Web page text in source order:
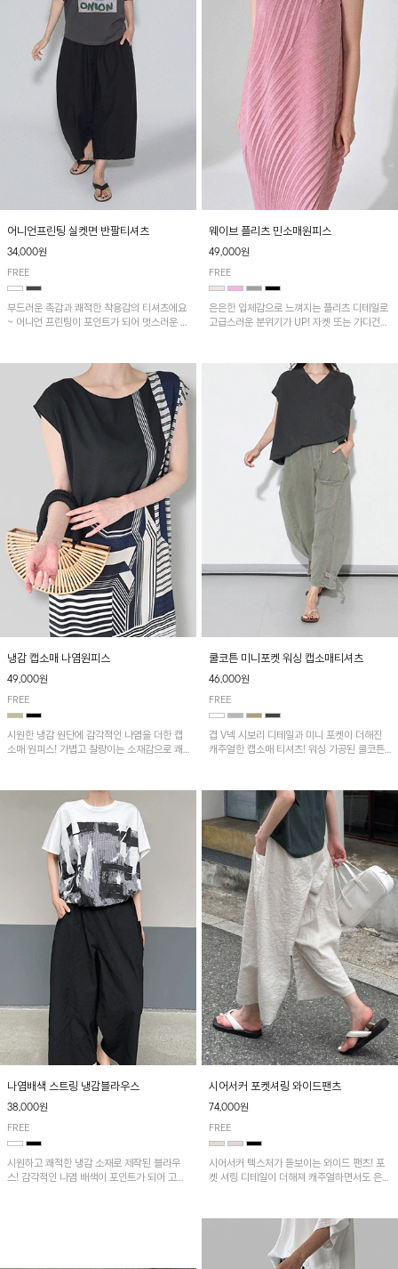
어니언프린팅 실켓면 반팔티셔츠
34,000원
FREE
부드러운 촉감과 쾌적한 착용감의 티셔츠에요
~ 어니언 프린팅이 포인트가 되어 멋스러운 아
웨이브 플리츠 민소매원피스
49,000원
FREE
은은한 입체감으로 느껴지는 플리츠 디테일로
고급스러운 분위기가 UP! 자켓 또는 가디건과
냉감 캡소매 나염원피스
49,000원
FREE
시원한 냉감 원단에 감각적인 나염을 더한 캡
소매 원피스! 가볍고 찰랑이는 소재감으로 쾌
쿨코튼 미니포켓 워싱 캡소매티셔츠
46,000원
FREE
겹 V넥 시보리 디테일과 미니 포켓이 더해진
캐주얼한 캡소매 티셔츠! 워싱 가공된 쿨코튼
나염배색 스트링 냉감블라우스
38,000원
FREE
시원하고 쾌적한 냉감 소재로 제작된 블라우
스! 감각적인 나염 배색이 포인트가 되어 고급
시어서커 포켓셔링 와이드팬츠
74,000원
FREE
시어서커 텍스처가 돋보이는 와이드 팬츠! 포
켓 셔링 디테일이 더해져 캐주얼하면서도 은은
다. 가볍고 쾌적한 착용감으로 여름철 데일리
아이템으로 활용하기 좋아요~